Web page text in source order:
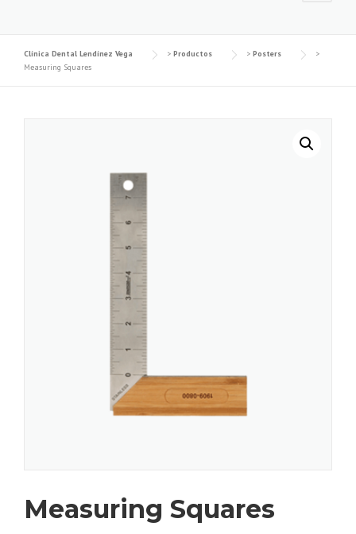
Clínica Dental Lendínez Vega > Productos > Posters
>
Measuring Squares
Measuring Squares